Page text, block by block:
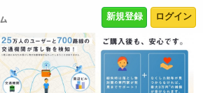
ログイン
新規登録